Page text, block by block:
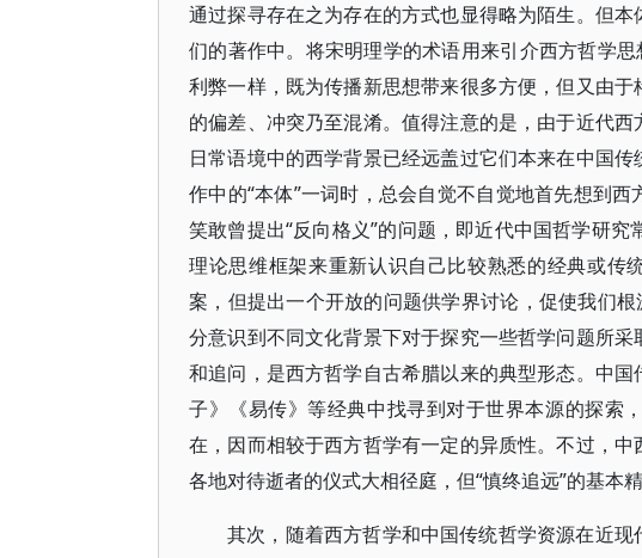
通过探寻存在之为存在的方式也显得略为陌生。但
们的著作中。将宋明理学的术语用来引介西方哲学
利弊一样，既为传播新思想带来很多方便，但又由
的偏差、冲突乃至混淆。值得注意的是，由于近代
日常语境中的西学背景已经远盖过它们本来在中国
作中的“本体”一词时，总会自觉不自觉地首先想到
笑敢曾提出“反向格义”的问题，即近代中国哲学研
理论思维框架来重新认识自己比较熟悉的经典或
案，但提出一个开放的问题供学界讨论，促使我们
分意识到不同文化背景下对于探究一些哲学问题所
和追问，是西方哲学自古希腊以来的典型形态。中
子》《易传》等经典中找寻到对于世界本源的探索
在，因而相较于西方哲学有一定的异质性。不过，
各地对待逝者的仪式大相径庭，但“慎终追远”的基本
其次，随着西方哲学和中国传统哲学资源在近